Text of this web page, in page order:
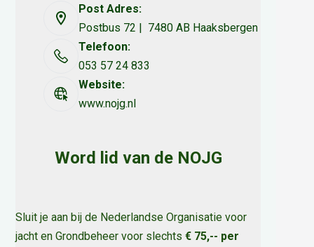
Post Adres:
Postbus 72 | 7480 AB Haaksbergen
Telefoon:
053 57 24 833
Website:
www.nojg.nl
Word lid van de NOJG
Sluit je aan bij de Nederlandse Organisatie voor
jacht en Grondbeheer voor slechts€ 75,-- per